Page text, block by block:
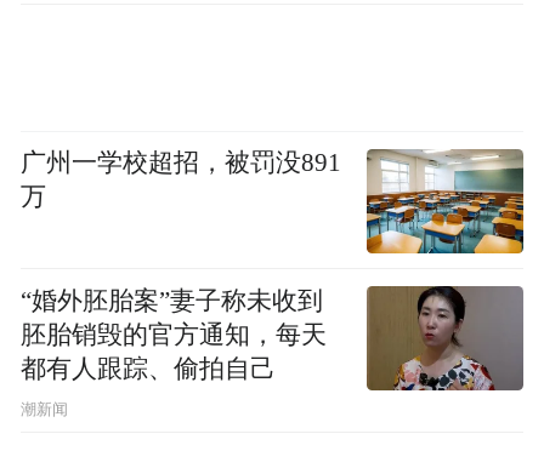
广州一学校超招，被罚没891
万
“婚外胚胎案”妻子称未收到
胚胎销毁的官方通知，每天
都有人跟踪、偷拍自己
潮新闻